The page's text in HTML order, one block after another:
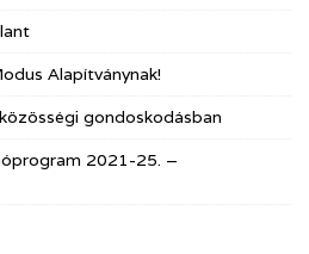
Alapítványnak!
gondoskodásban
2021-25. –